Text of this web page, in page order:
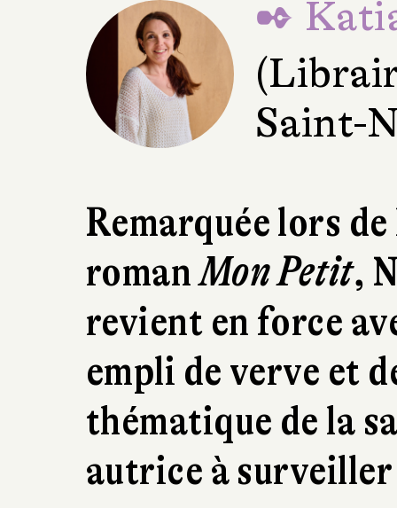
✒
Saint-
Remarquée lors
romanMon Petit,
revient en force
empli de verve et
thématique de la
autrice à